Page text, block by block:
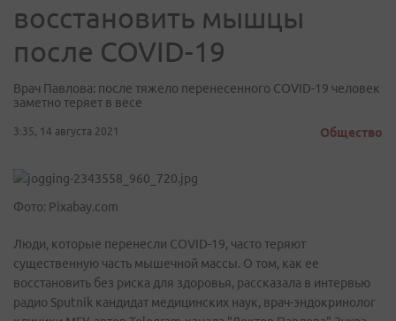
восстановить мышцы
после COVID-19
Врач Павлова: после тяжело перенесенного COVID-19 человек
заметно теряет в весе
3:35, 14 августа 2021 Общество
Фото: Pixabay.com
Люди, которые перенесли COVID-19, часто теряют
существенную часть мышечной массы. О том, как ее
восстановить без риска для здоровья, рассказала в интервью
радио Sputnik кандидат медицинских наук, врач-эндокринолог